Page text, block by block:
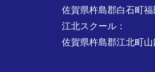
佐賀県杵島郡白石町福
江北スクール：
佐賀県杵島郡江北町山